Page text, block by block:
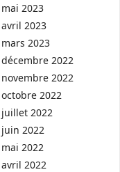
mai 2023
avril 2023
mars 2023
décembre 2022
novembre 2022
octobre 2022
juillet 2022
juin 2022
mai 2022
avril 2022